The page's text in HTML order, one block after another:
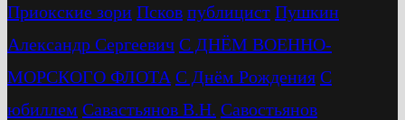
Приокские зори Псков публицист Пушкин
Александр Сергеевич С ДНЁМ ВОЕННО-
МОРСКОГО ФЛОТА С Днём Рождения С
юбиллем Савастьянов В.Н. Савостьянов